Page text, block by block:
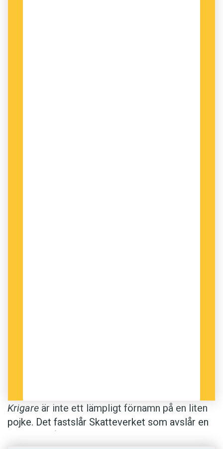
Krigare är inte ett lämpligt förnamn på en liten
pojke. Det fastslår Skatteverket som avslår en